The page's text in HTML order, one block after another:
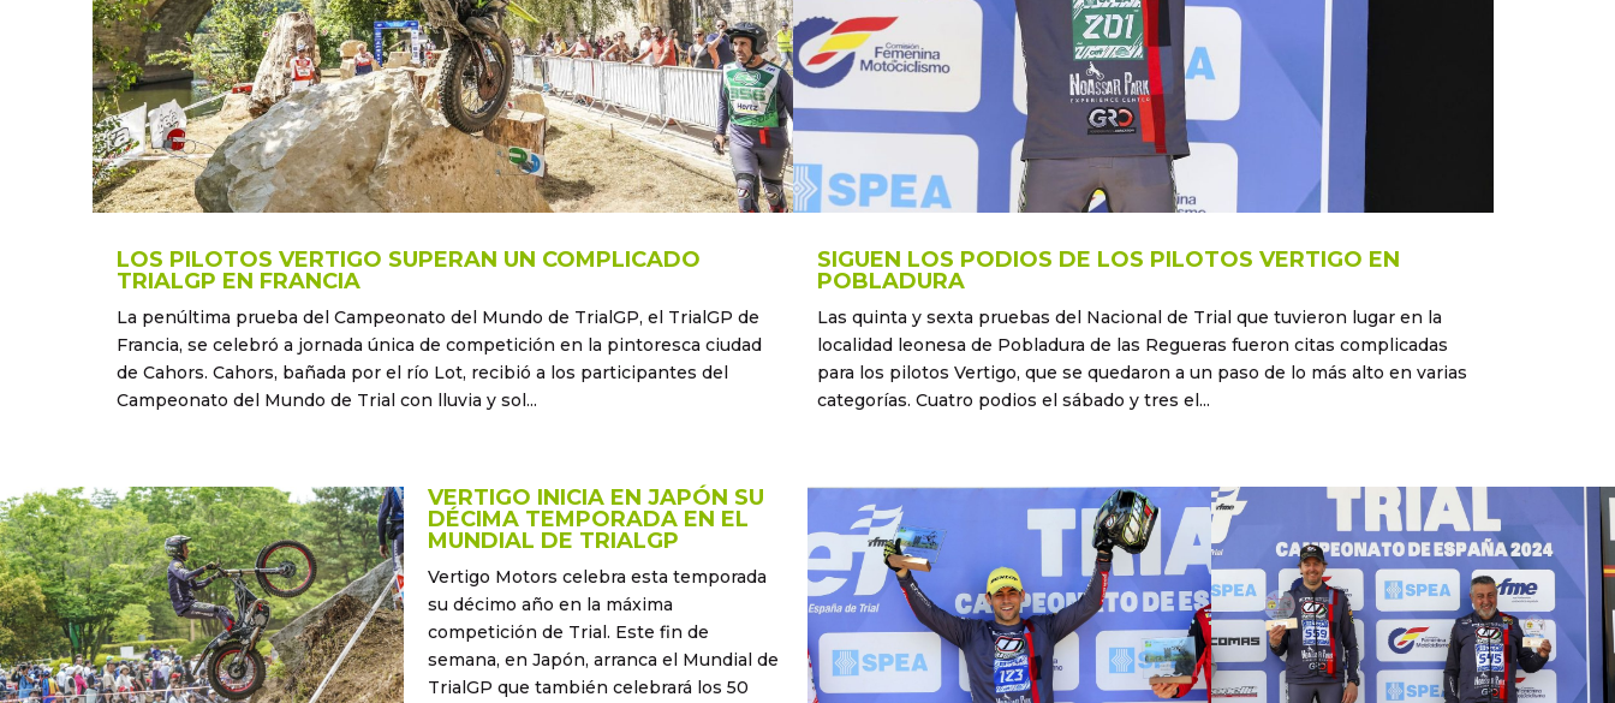
LOS PILOTOS VERTIGO SUPERAN UN COMPLICADO
TRIALGP EN FRANCIA
La penúltima prueba del Campeonato del Mundo de TrialGP, el TrialGP de
Francia, se celebró a jornada única de competición en la pintoresca ciudad
de Cahors. Cahors, bañada por el río Lot, recibió a los participantes del
Campeonato del Mundo de Trial con lluvia y sol...
SIGUEN LOS PODIOS DE LOS PILOTOS VERTIGO EN
POBLADURA
Las quinta y sexta pruebas del Nacional de Trial que tuvieron lugar en la
localidad leonesa de Pobladura de las Regueras fueron citas complicadas
para los pilotos Vertigo, que se quedaron a un paso de lo más alto en varias
categorías. Cuatro podios el sábado y tres el...
VERTIGO INICIA EN JAPÓN SU
DÉCIMA TEMPORADA EN EL
MUNDIAL DE TRIALGP
Vertigo Motors celebra esta temporada
su décimo año en la máxima
competición de Trial. Este fin de
semana, en Japón, arranca el Mundial de
TrialGP que también celebrará los 50